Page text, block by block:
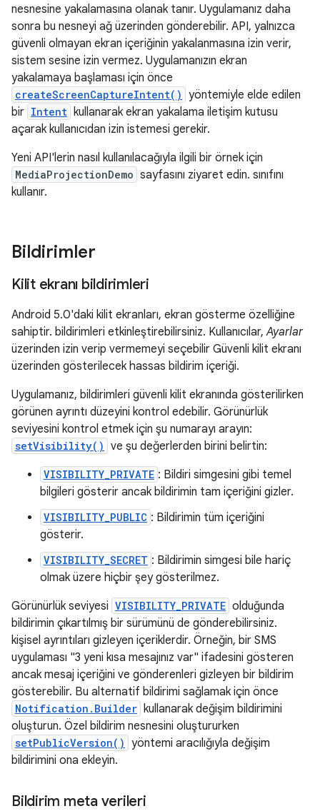
nesnesine yakalamasına olanak tanır. Uygulamanız daha
sonra bu nesneyi ağ üzerinden gönderebilir. API, yalnızca
güvenli olmayan ekran içeriğinin yakalanmasına izin verir,
sistem sesine izin vermez. Uygulamanızın ekran
yakalamaya başlaması için önce
createScreenCaptureIntent() yöntemiyle elde edilen
bir Intent kullanarak ekran yakalama iletişim kutusu
açarak kullanıcıdan izin istemesi gerekir.
Yeni API'lerin nasıl kullanılacağıyla ilgili bir örnek için
MediaProjectionDemo sayfasını ziyaret edin. sınıfını
kullanır.
Bildirimler
Kilit ekranı bildirimleri
Android 5.0'daki kilit ekranları, ekran gösterme özelliğine
sahiptir. bildirimleri etkinleştirebilirsiniz. Kullanıcılar,Ayarlar
üzerinden izin verip vermemeyi seçebilir Güvenli kilit ekranı
üzerinden gösterilecek hassas bildirim içeriği.
Uygulamanız, bildirimleri güvenli kilit ekranında gösterilirken
görünen ayrıntı düzeyini kontrol edebilir. Görünürlük
seviyesini kontrol etmek için şu numarayı arayın:
setVisibility() ve şu değerlerden birini belirtin:
VISIBILITY_PRIVATE : Bildiri simgesini gibi temel
bilgileri gösterir ancak bildirimin tam içeriğini gizler.
VISIBILITY_PUBLIC : Bildirimin tüm içeriğini
gösterir.
VISIBILITY_SECRET : Bildirimin simgesi bile hariç
olmak üzere hiçbir şey gösterilmez.
Görünürlük seviyesi VISIBILITY_PRIVATE olduğunda
bildirimin çıkartılmış bir sürümünü de gönderebilirsiniz.
kişisel ayrıntıları gizleyen içeriklerdir. Örneğin, bir SMS
uygulaması "3 yeni kısa mesajınız var" ifadesini gösteren
ancak mesaj içeriğini ve gönderenleri gizleyen bir bildirim
gösterebilir. Bu alternatif bildirimi sağlamak için önce
Notification.Builder kullanarak değişim bildirimini
oluşturun. Özel bildirim nesnesini oluştururken
setPublicVersion() yöntemi aracılığıyla değişim
bildirimini ona ekleyin.
Bildirim meta verileri